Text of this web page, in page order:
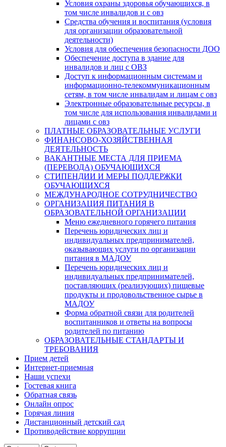
Условия охраны здоровья обучающихся, в
том числе инвалидов и с овз
Средства обучения и воспитания (условия
для организации образовательной
деятельности)
Условия для обеспечения безопасности ДОО
Обеспечение доступа в здание для
инвалидов и лиц с ОВЗ
Доступ к информационным системам и
информационно-телекоммуникационным
сетям, в том числе инвалидам и лицам с овз
Электронные образовательные ресурсы, в
том числе для использования инвалидами и
лицами с овз
ПЛАТНЫЕ ОБРАЗОВАТЕЛЬНЫЕ УСЛУГИ
ФИНАНСОВО-ХОЗЯЙСТВЕННАЯ
ДЕЯТЕЛЬНОСТЬ
ВАКАНТНЫЕ МЕСТА ДЛЯ ПРИЕМА
(ПЕРЕВОДА) ОБУЧАЮЩИХСЯ
СТИПЕНДИИ И МЕРЫ ПОДДЕРЖКИ
ОБУЧАЮЩИХСЯ
МЕЖДУНАРОДНОЕ СОТРУДНИЧЕСТВО
ОРГАНИЗАЦИЯ ПИТАНИЯ В
ОБРАЗОВАТЕЛЬНОЙ ОРГАНИЗАЦИИ
Меню ежедневного горячего питания
Перечень юридических лиц и
индивидуальных предпринимателей,
оказывающих услуги по организации
питания в МАДОУ
Перечень юридических лиц и
индивидуальных предпринимателей,
поставляющих (реализующих) пищевые
продукты и продовольственное сырье в
МАДОУ
Форма обратной связи для родителей
воспитанников и ответы на вопросы
родителей по питанию
ОБРАЗОВАТЕЛЬНЫЕ СТАНДАРТЫ И
ТРЕБОВАНИЯ
Прием детей
Интернет-приемная
Наши успехи
Гостевая книга
Обратная связь
Онлайн опрос
Горячая линия
Дистанционный детский сад
Противодействие коррупции